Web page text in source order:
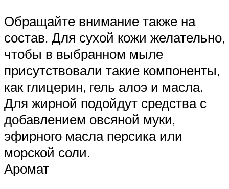
Обращайте внимание также на
состав. Для сухой кожи желательно,
чтобы в выбранном мыле
присутствовали такие компоненты,
как глицерин, гель алоэ и масла.
Для жирной подойдут средства с
добавлением овсяной муки,
эфирного масла персика или
морской соли.
Аромат